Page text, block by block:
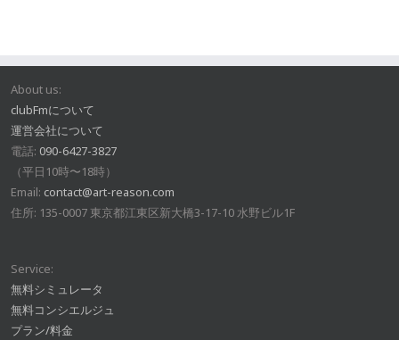
About us:
clubFmについて
運営会社について
電話: 090-6427-3827
（平日10時〜18時）
Email: contact@art-reason.com
住所: 135-0007 東京都江東区新大橋3-17-10 水野ビル1F
Service:
無料シミュレータ
無料コンシエルジュ
プラン/料金